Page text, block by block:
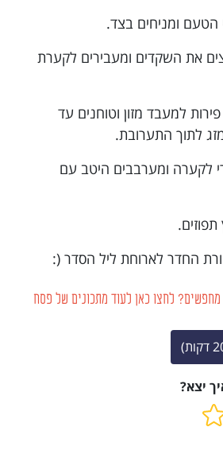
הטעם ומניחים בצד.
את השקדים ומעבירים לקערת
למעבד מזון וטוחנים עד
לתוך התערובת.
לקערה ומערבבים היטב עם
החדר לארוחת ליל הסדר (:
לחצו כאן לעוד מתכונים של פסח
יצא?